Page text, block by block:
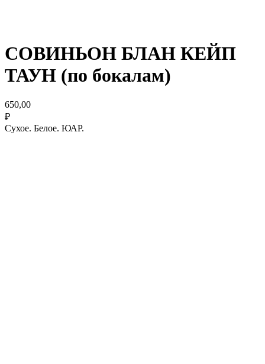
СОВИНЬОН БЛАН КЕЙП
ТАУН (по бокалам)
650,00
₽
Сухое. Белое. ЮАР.